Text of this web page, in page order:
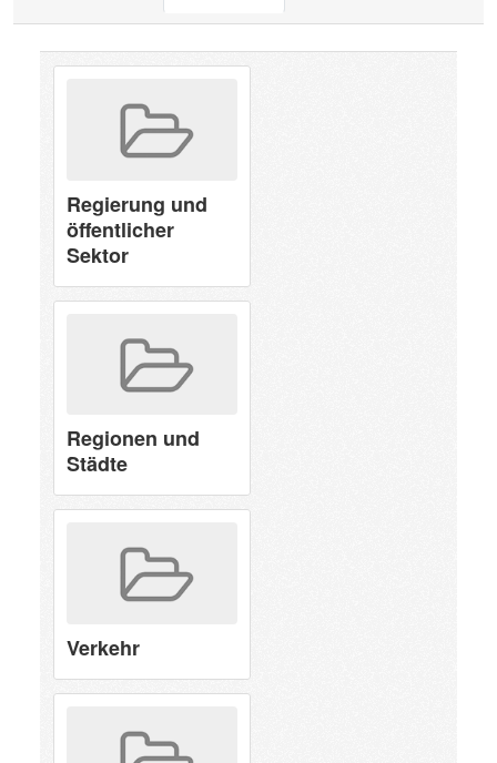
Regierung und
öffentlicher
Sektor
Regionen und
Städte
Verkehr